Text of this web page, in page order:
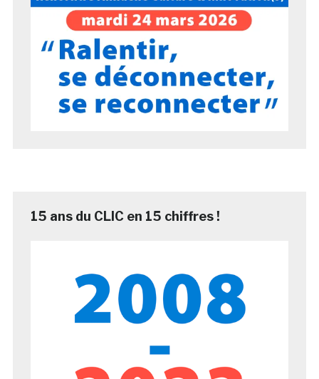
15 ans du CLIC en 15 chiffres !